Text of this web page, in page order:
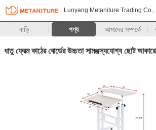
Luoyang Metaniture Trading Co.,
বাড়ি পণ্য আমাদের সম্পর্কে
ধাতু ফ্রেম কাঠের বোর্ডের উচ্চতা সামঞ্জস্যযোগ্য ছোট